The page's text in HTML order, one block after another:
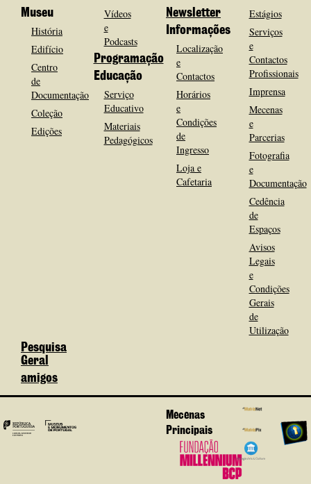
Museu
História
Edifício
Centro
de
Documentação
Coleção
Edições
Vídeos
e
Podcasts
Programação
Educação
Serviço
Educativo
Materiais
Pedagógicos
Newsletter
Informações
Localização
e
Contactos
Horários
e
Condições
de
Ingresso
Loja e
Cafetaria
Estágios
Serviços
e
Contactos
Profissionais
Imprensa
Mecenas
e
Parcerias
Fotografia
e
Documentação
Cedência
de
Espaços
Avisos
Legais
e
Condições
Gerais
de
Utilização
Pesquisa
Geral
amigos
Mecenas
Principais